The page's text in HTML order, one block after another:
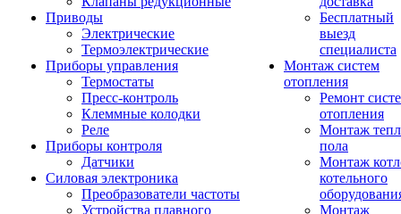
Приводы
Электрические
Термоэлектрические
Приборы управления
Термостаты
Пресс-контроль
Клеммные колодки
Реле
Приборы контроля
Датчики
Силовая электроника
Преобразователи частоты
Устройства плавного
Бесплатный
выезд
специалиста
Монтаж систем
отопления
Ремонт
отопления
Монтаж
пола
Монтаж
котельного
Монтаж